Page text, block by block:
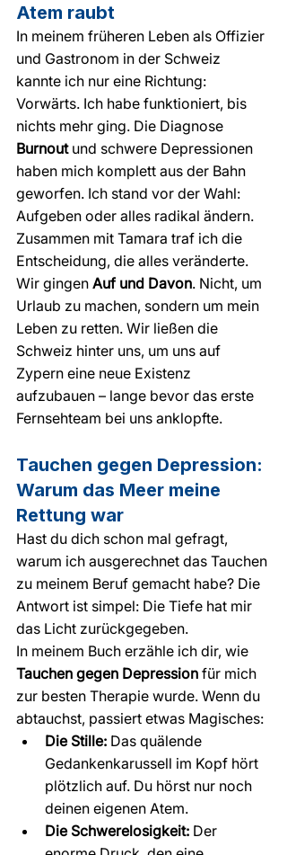
Atem raubt
In meinem früheren Leben als Offizier
und Gastronom in der Schweiz
kannte ich nur eine Richtung:
Vorwärts. Ich habe funktioniert, bis
nichts mehr ging. Die Diagnose
Burnout und schwere Depressionen
haben mich komplett aus der Bahn
geworfen. Ich stand vor der Wahl:
Aufgeben oder alles radikal ändern.
Zusammen mit Tamara traf ich die
Entscheidung, die alles veränderte.
Wir gingen Auf und Davon. Nicht, um
Urlaub zu machen, sondern um mein
Leben zu retten. Wir ließen die
Schweiz hinter uns, um uns auf
Zypern eine neue Existenz
aufzubauen – lange bevor das erste
Fernsehteam bei uns anklopfte.
Tauchen gegen Depression:
Warum das Meer meine
Rettung war
Hast du dich schon mal gefragt,
warum ich ausgerechnet das Tauchen
zu meinem Beruf gemacht habe? Die
Antwort ist simpel: Die Tiefe hat mir
das Licht zurückgegeben.
In meinem Buch erzähle ich dir, wie
Tauchen gegen Depression für mich
zur besten Therapie wurde. Wenn du
abtauchst, passiert etwas Magisches:
Die Stille: Das quälende
Gedankenkarussell im Kopf hört
plötzlich auf. Du hörst nur noch
deinen eigenen Atem.
Die Schwerelosigkeit: Der